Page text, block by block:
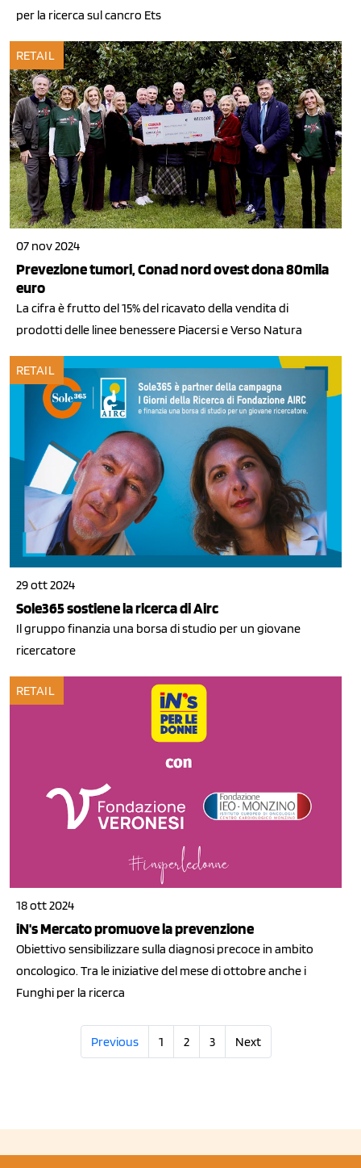
per la ricerca sul cancro Ets
RETAIL
07 nov 2024
Prevezione tumori, Conad nord ovest dona 80mila
euro
La cifra è frutto del 15% del ricavato della vendita di
prodotti delle linee benessere Piacersi e Verso Natura
RETAIL
29 ott 2024
Sole365 sostiene la ricerca di Airc
Il gruppo finanzia una borsa di studio per un giovane
ricercatore
RETAIL
18 ott 2024
iN's Mercato promuove la prevenzione
Obiettivo sensibilizzare sulla diagnosi precoce in ambito
oncologico. Tra le iniziative del mese di ottobre anche i
Funghi per la ricerca
Previous 1 2 3 Next